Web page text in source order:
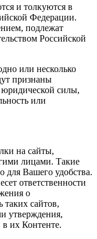
и толкуются в
Федерации.
подлежат
Российской
или несколько
признаны
силы,
или
на сайты,
лицами. Такие
для Вашего удобства.
ответственности
о
таких сайтов,
утверждения,
их Контенте.